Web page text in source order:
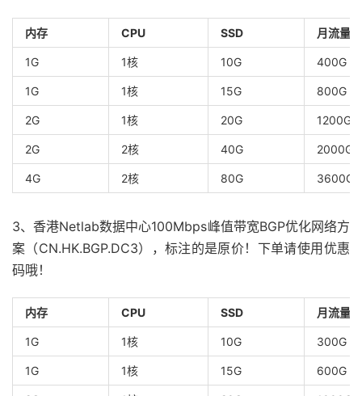
内存 CPU SSD 月流量
1G 1核 10G 400G
1G 1核 15G 800G
2G 1核 20G 1200G
2G 2核 40G 2000G
4G 2核 80G 3600G
3、香港Netlab数据中心100Mbps峰值带宽BGP优化网络方
案（CN.HK.BGP.DC3），标注的是原价！下单请使用优惠
码哦！
内存 CPU SSD 月流量
1G 1核 10G 300G
1G 1核 15G 600G